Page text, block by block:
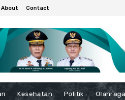
About Contact
Kesehatan Politik Olahraga